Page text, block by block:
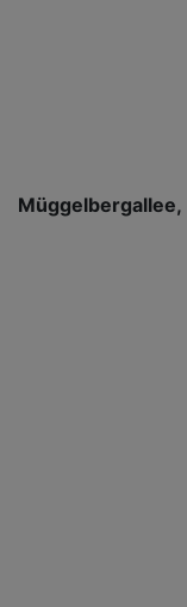
Müggelbergallee